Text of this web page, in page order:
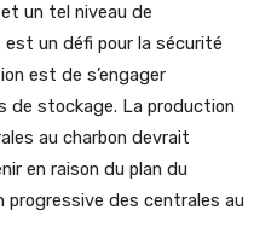
un tel niveau de
un défi pour la sécurité
est de s’engager
de stockage. La production
au charbon devrait
en raison du plan du
progressive des centrales au